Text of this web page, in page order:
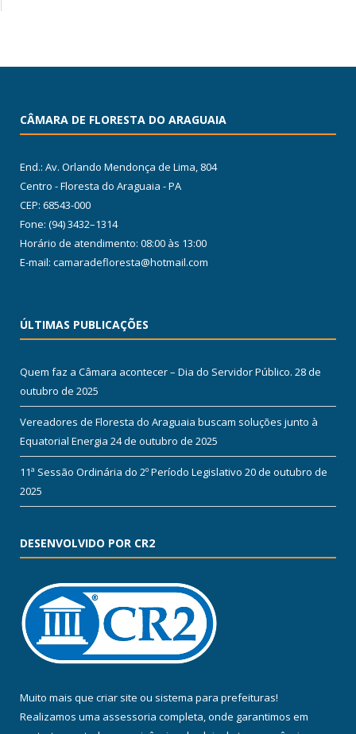
CÂMARA DE FLORESTA DO ARAGUAIA
End.: Av. Orlando Mendonça de Lima, 804
Centro - Floresta do Araguaia - PA
CEP: 68543-000
Fone: (94) 3432–1314
Horário de atendimento: 08:00 às 13:00
E-mail: camaradefloresta@hotmail.com
ÚLTIMAS PUBLICAÇÕES
Quem faz a Câmara acontecer – Dia do Servidor Público. 28 de
outubro de 2025
Vereadores de Floresta do Araguaia buscam soluções junto à
Equatorial Energia 24 de outubro de 2025
11ª Sessão Ordinária do 2º Período Legislativo 20 de outubro de
2025
DESENVOLVIDO POR CR2
Muito mais que criar site ou sistema para prefeituras!
Realizamos uma assessoria completa, onde garantimos em